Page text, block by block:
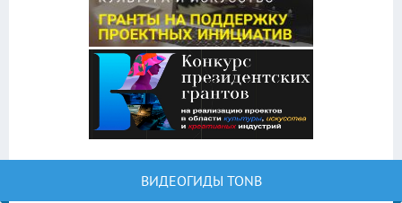
ВИДЕОГИДЫ TONB